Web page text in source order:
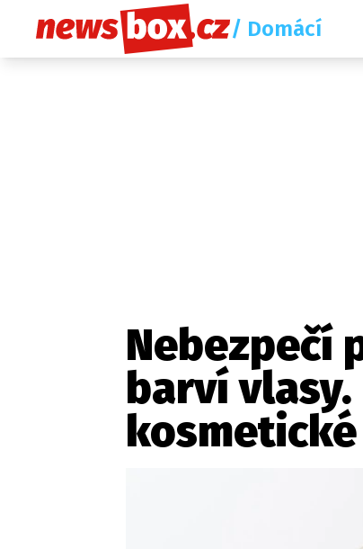
/ Domácí
Etický kodex Redakce
Provozovatelem
Zaznamenali
Nebezpečí
barví